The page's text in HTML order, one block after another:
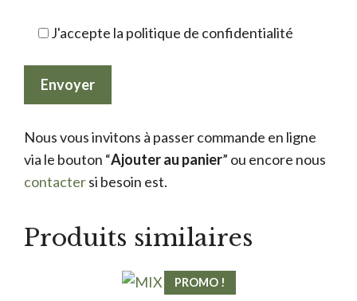
J'accepte la politique de confidentialité
Nous vous invitons à passer commande en ligne
via le bouton “Ajouter au panier” ou encore nous
contactersi besoin est.
Produits similaires
PROMO !